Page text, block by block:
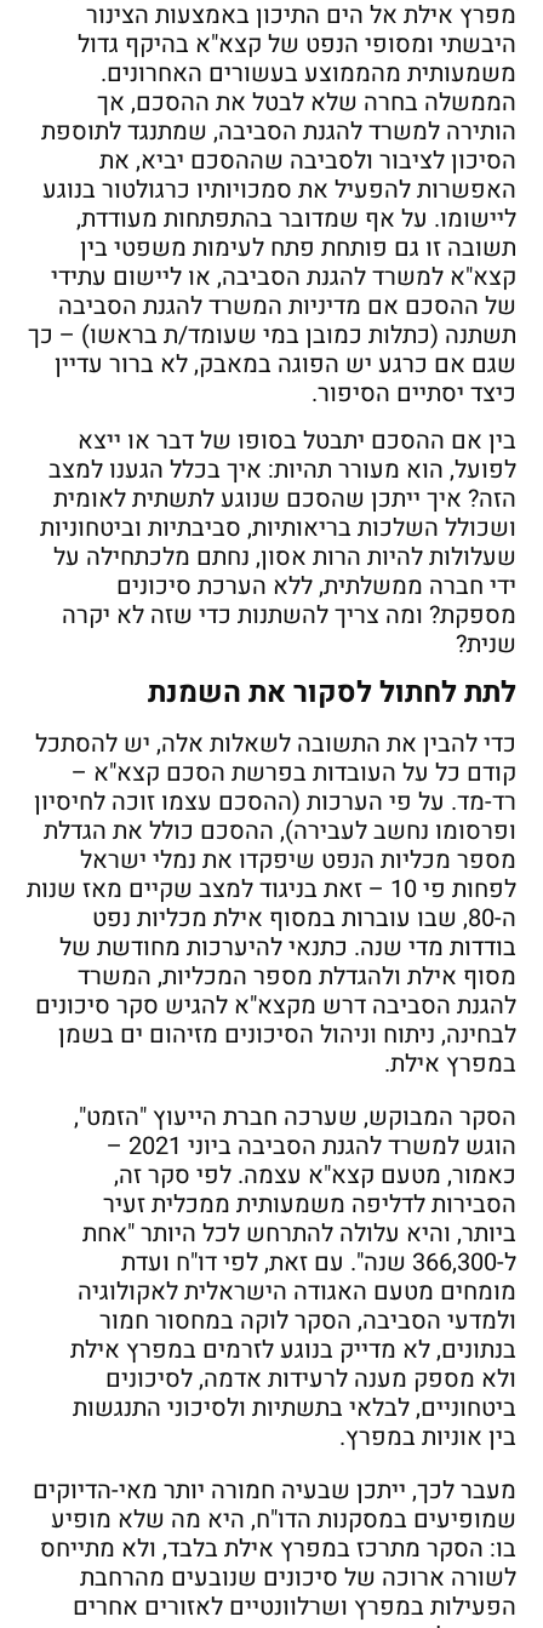
מפרץ אילת אל הים התיכון באמצעות הצינור
היבשתי ומסופי הנפט של קצא"א בהיקף גדול
משמעותית מהממוצע בעשורים האחרונים.
הממשלה בחרה שלא לבטל את ההסכם, אך
הותירה למשרד להגנת הסביבה, שמתנגד לתוספת
הסיכון לציבור ולסביבה שההסכם יביא, את
האפשרות להפעיל את סמכויותיו כרגולטור בנוגע
ליישומו. על אף שמדובר בהתפתחות מעודדת,
תשובה זו גם פותחת פתח לעימות משפטי בין
קצא"א למשרד להגנת הסביבה, או ליישום עתידי
של ההסכם אם מדיניות המשרד להגנת הסביבה
תשתנה (כתלות כמובן במי שעומד/ת בראשו) – כך
שגם אם כרגע יש הפוגה במאבק, לא ברור עדיין
כיצד יסתיים הסיפור.
בין אם ההסכם יתבטל בסופו של דבר או ייצא
לפועל, הוא מעורר תהיות: איך בכלל הגענו למצב
הזה? איך ייתכן שהסכם שנוגע לתשתית לאומית
ושכולל השלכות בריאותיות, סביבתיות וביטחוניות
שעלולות להיות הרות אסון, נחתם מלכתחילה על
ידי חברה ממשלתית, ללא הערכת סיכונים
מספקת? ומה צריך להשתנות כדי שזה לא יקרה
שנית?
לתת לחתול לסקור את השמנת
כדי להבין את התשובה לשאלות אלה, יש להסתכל
קודם כל על העובדות בפרשת הסכם קצא"א –
רד-מד. על פי הערכות (ההסכם עצמו זוכה לחיסיון
ופרסומו נחשב לעבירה), ההסכם כולל את הגדלת
מספר מכליות הנפט שיפקדו את נמלי ישראל
לפחות פי 10 – זאת בניגוד למצב שקיים מאז שנות
ה-80, שבו עוברות במסוף אילת מכליות נפט
בודדות מדי שנה. כתנאי להיערכות מחודשת של
מסוף אילת ולהגדלת מספר המכליות, המשרד
להגנת הסביבה דרש מקצא"א להגיש סקר סיכונים
לבחינה, ניתוח וניהול הסיכונים מזיהום ים בשמן
במפרץ אילת.
הסקר המבוקש, שערכה חברת הייעוץ "הזמט",
הוגש למשרד להגנת הסביבה ביוני 2021 –
כאמור, מטעם קצא"א עצמה. לפי סקר זה,
הסבירות לדליפה משמעותית ממכלית זעיר
ביותר, והיא עלולה להתרחש לכל היותר "אחת
ל-366,300 שנה". עם זאת, לפי דו"ח ועדת
מומחים מטעם האגודה הישראלית לאקולוגיה
ולמדעי הסביבה, הסקר לוקה במחסור חמור
בנתונים, לא מדייק בנוגע לזרמים במפרץ אילת
ולא מספק מענה לרעידות אדמה, לסיכונים
ביטחוניים, לבלאי בתשתיות ולסיכוני התנגשות
בין אוניות במפרץ.
מעבר לכך, ייתכן שבעיה חמורה יותר מאי-הדיוקים
שמופיעים במסקנות הדו"ח, היא מה שלא מופיע
בו: הסקר מתרכז במפרץ אילת בלבד, ולא מתייחס
לשורה ארוכה של סיכונים שנובעים מהרחבת
הפעילות במפרץ ושרלוונטיים לאזורים אחרים